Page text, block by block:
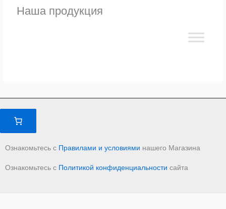
Наша продукция
Ознакомьтесь с Правилами и условиями нашего Магазина
Ознакомьтесь с Политикой конфиденциальности сайта